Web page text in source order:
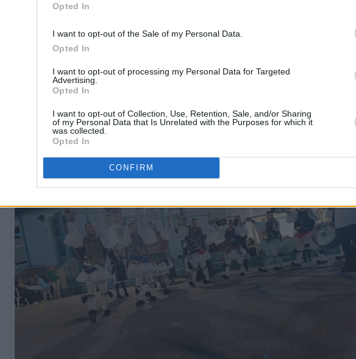
Opted In
I want to opt-out of the Sale of my Personal Data.
Opted In
I want to opt-out of processing my Personal Data for Targeted
Advertising.
Opted In
I want to opt-out of Collection, Use, Retention, Sale, and/or Sharing
of my Personal Data that Is Unrelated with the Purposes for which it
was collected.
Opted In
CONFIRM